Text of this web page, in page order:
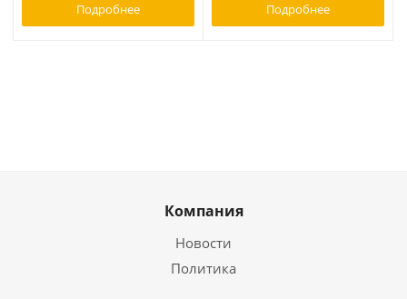
Подробнее Подробнее
Компания
Новости
Политика